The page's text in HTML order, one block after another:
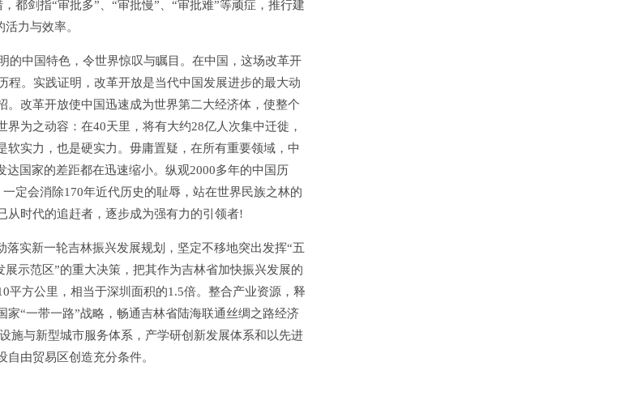
都剑指“审批多”、“审批慢”、“审批难”等顽症，推行建
力与效率。
中国特色，令世界惊叹与瞩目。在中国，这场改革开
。实践证明，改革开放是当代中国发展进步的最大动
改革开放使中国迅速成为世界第二大经济体，使整个
为之动容：在40天里，将有大约28亿人次集中迁徙，
实力，也是硬实力。毋庸置疑，在所有重要领域，中
国家的差距都在迅速缩小。纵观2000多年的中国历
定会消除170年近代历史的耻辱，站在世界民族之林的
从时代的追赶者，逐步成为强有力的引领者!
实新一轮吉林振兴发展规划，坚定不移地突出发挥“五
示范区”的重大决策，把其作为吉林省加快振兴发展的
平方公里，相当于深圳面积的1.5倍。整合产业资源，释
“一带一路”战略，畅通吉林省陆海联通丝绸之路经济
施与新型城市服务体系，产学研创新发展体系和以先进
由贸易区创造充分条件。